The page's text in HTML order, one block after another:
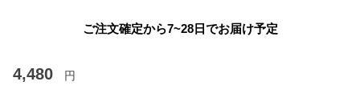
ご注文確定から7~28日でお届け予定
4,480 円